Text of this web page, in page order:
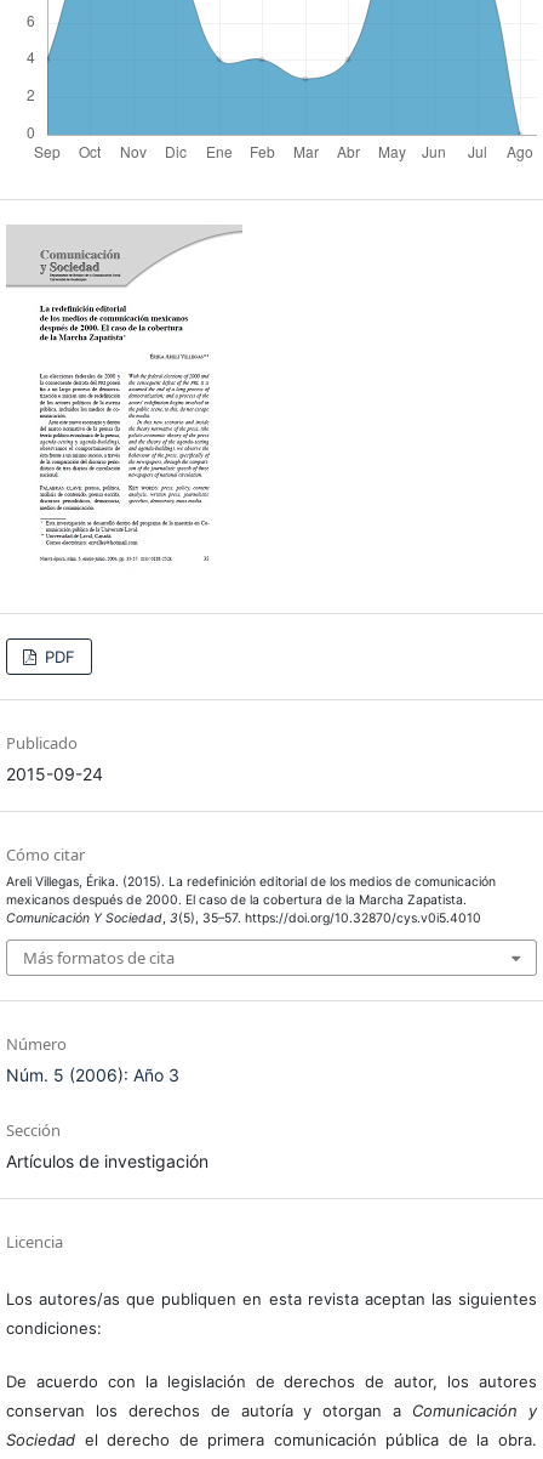
PDF
Publicado
2015-09-24
Cómo citar
Areli Villegas, Érika. (2015). La redefinición editorial de los medios de comunicación
mexicanos después de 2000. El caso de la cobertura de la Marcha Zapatista.
Comunicación Y Sociedad, 3(5), 35–57. https://doi.org/10.32870/cys.v0i5.4010
Más formatos de cita
Número
Núm. 5 (2006): Año 3
Sección
Artículos de investigación
Licencia
Los autores/as que publiquen en esta revista aceptan las siguientes
condiciones:
De acuerdo con la legislación de derechos de autor, los autores
conservan los derechos de autoría y otorgan a Comunicación y
Sociedadel derecho de primera comunicación pública de la obra.